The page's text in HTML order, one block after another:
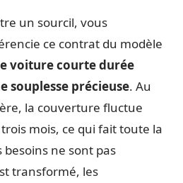
un sourcil, vous
ce contrat du modèle
voiture courte durée
souplesse précieuse. Au
la couverture fluctue
mois, ce qui fait toute la
ne sont pas
transformé, les